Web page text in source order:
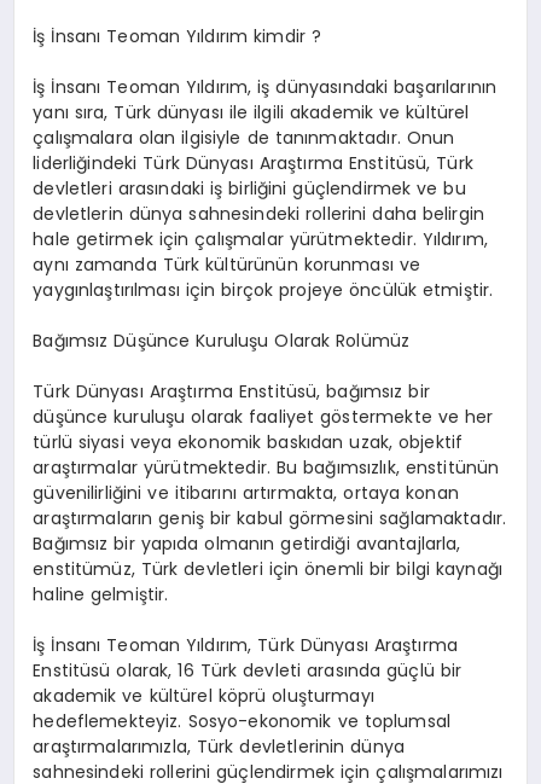
İş İnsanı Teoman Yıldırım kimdir ?
İş İnsanı Teoman Yıldırım, iş dünyasındaki başarılarının
yanı sıra, Türk dünyası ile ilgili akademik ve kültürel
çalışmalara olan ilgisiyle de tanınmaktadır. Onun
liderliğindeki Türk Dünyası Araştırma Enstitüsü, Türk
devletleri arasındaki iş birliğini güçlendirmek ve bu
devletlerin dünya sahnesindeki rollerini daha belirgin
hale getirmek için çalışmalar yürütmektedir. Yıldırım,
aynı zamanda Türk kültürünün korunması ve
yaygınlaştırılması için birçok projeye öncülük etmiştir.
Bağımsız Düşünce Kuruluşu Olarak Rolümüz
Türk Dünyası Araştırma Enstitüsü, bağımsız bir
düşünce kuruluşu olarak faaliyet göstermekte ve her
türlü siyasi veya ekonomik baskıdan uzak, objektif
araştırmalar yürütmektedir. Bu bağımsızlık, enstitünün
güvenilirliğini ve itibarını artırmakta, ortaya konan
araştırmaların geniş bir kabul görmesini sağlamaktadır.
Bağımsız bir yapıda olmanın getirdiği avantajlarla,
enstitümüz, Türk devletleri için önemli bir bilgi kaynağı
haline gelmiştir.
İş İnsanı Teoman Yıldırım, Türk Dünyası Araştırma
Enstitüsü olarak, 16 Türk devleti arasında güçlü bir
akademik ve kültürel köprü oluşturmayı
hedeflemekteyiz. Sosyo-ekonomik ve toplumsal
araştırmalarımızla, Türk devletlerinin dünya
sahnesindeki rollerini güçlendirmek için çalışmalarımızı